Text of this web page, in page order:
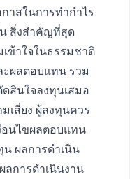
าสในการทำกำไร
น สิ่งสำคัญที่สุด
ข้าใจในธรรมชาติ
ผลตอบแทน รวม
สินใจลงทุนเสมอ
เสี่ยง ผู้ลงทุนควร
อนไขผลตอบแทน
น ผลการดำเนิน
ลการดำเนินงาน